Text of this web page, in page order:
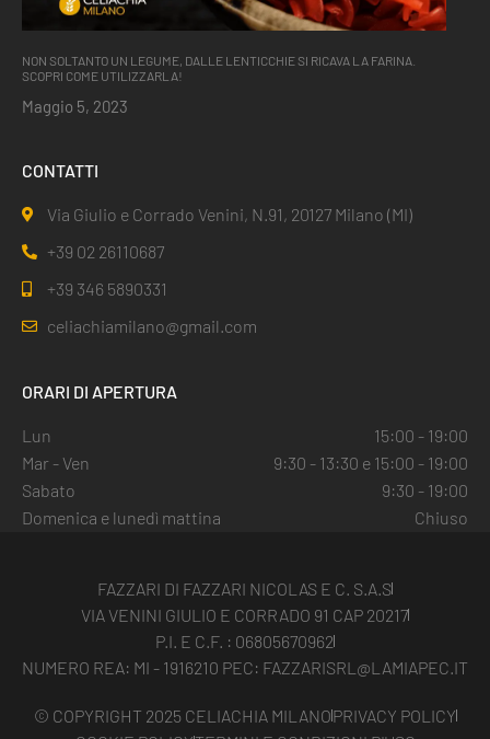
NON SOLTANTO UN LEGUME, DALLE LENTICCHIE SI RICAVA LA FARINA.
SCOPRI COME UTILIZZARLA!
Maggio 5, 2023
CONTATTI
Via Giulio e Corrado Venini, N.91, 20127 Milano (MI)
+39 02 26110687
+39 346 5890331
celiachiamilano@gmail.com
ORARI DI APERTURA
Lun
15:00 - 19:00
Mar - Ven
9:30 - 13:30 e 15:00 - 19:00
Sabato
9:30 - 19:00
Domenica e lunedì mattina
Chiuso
FAZZARI DI FAZZARI NICOLAS E C. S.A.S
VIA VENINI GIULIO E CORRADO 91 CAP 20217
P.I. E C.F. : 06805670962
NUMERO REA: MI - 1916210 PEC: FAZZARISRL@LAMIAPEC.IT
© COPYRIGHT 2025 CELIACHIA MILANOPRIVACY POLICY